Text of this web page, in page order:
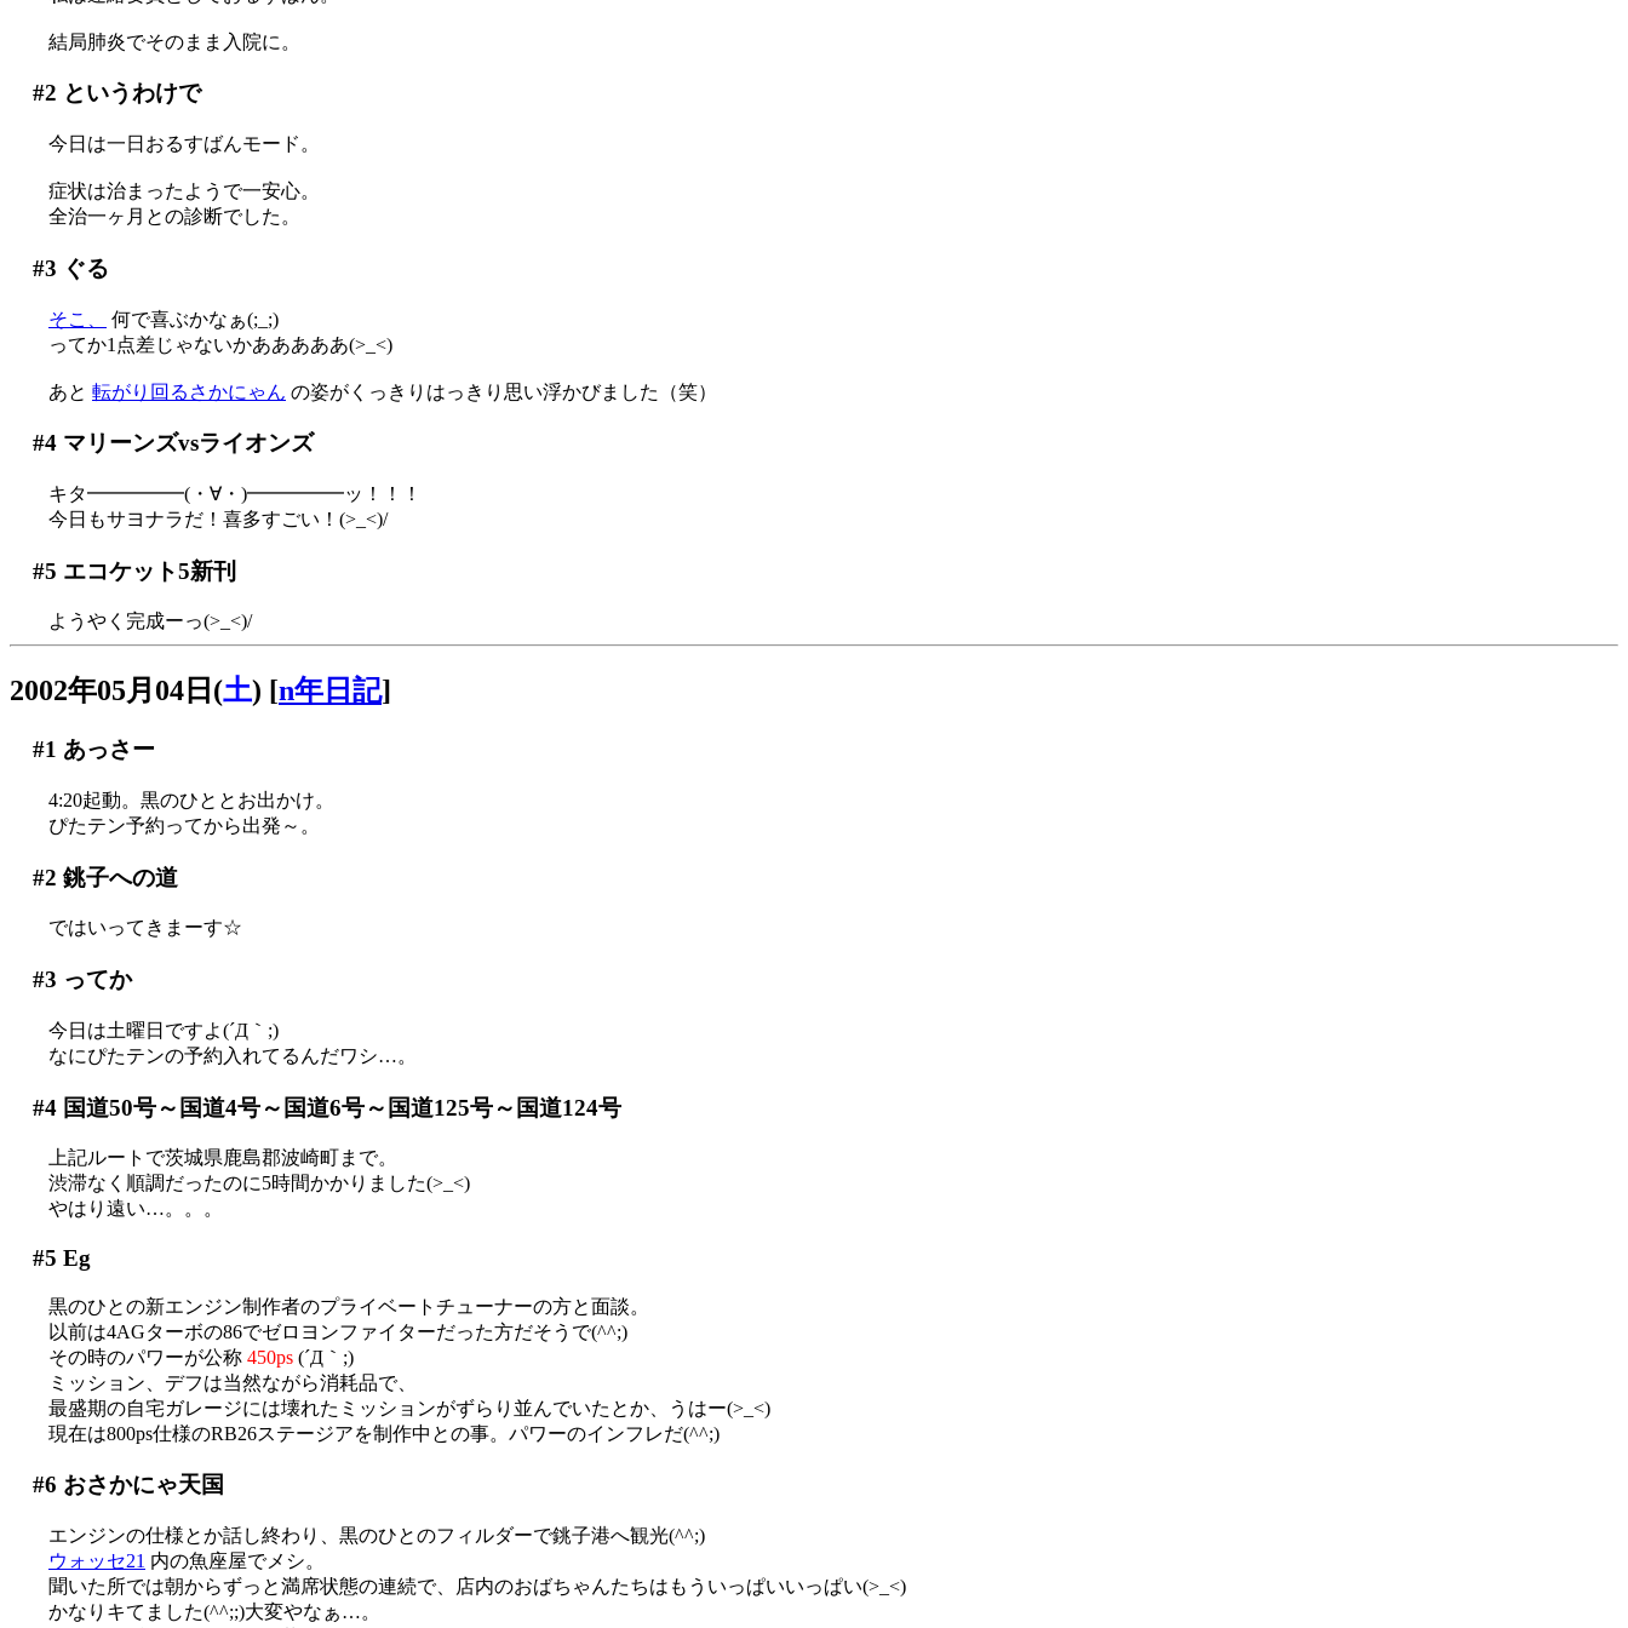
結局肺炎でそのまま入院に。
#2 というわけで
今日は一日おるすばんモード。
症状は治まったようで一安心。
全治一ヶ月との診断でした。
#3 ぐる
そこ、
何で喜ぶかなぁ(;_;)
ってか1点差じゃないかあああああ(>_<)
あと 転がり回るさかにゃん の姿がくっきりはっきり思い浮かびました（笑）
#4マリーンズvsライオンズ
キタ━━━━━(・∀・)━━━━━ッ！！！
今日もサヨナラだ！喜多すごい！(>_<)/
#5 エコケット5新刊
ようやく完成ーっ(>_<)/
2002年05月04日(土) [n年日記]
#1 あっさー
4:20起動。黒のひととお出かけ。
ぴたテン予約ってから出発～。
#2 銚子への道
ではいってきまーす☆
#3 ってか
今日は土曜日ですよ(´Д｀;)
なにぴたテンの予約入れてるんだワシ…。
#4国道50号～国道4号～国道6号～国道125号～国道124号
上記ルートで茨城県鹿島郡波崎町まで。
渋滞なく順調だったのに5時間かかりました(>_<)
やはり遠い…。。。
#5 Eg
黒のひとの新エンジン制作者のプライベートチューナーの方と面談。
以前は4AGターボの86でゼロヨンファイターだった方だそうで(^^;)
その時のパワーが公称 450ps (´Д｀;)
ミッション、デフは当然ながら消耗品で、
最盛期の自宅ガレージには壊れたミッションがずらり並んでいたとか、うはー(>_<)
現在は800ps仕様のRB26ステージアを制作中との事。パワーのインフレだ(^^;)
#6 おさかにゃ天国
エンジンの仕様とか話し終わり、黒のひとのフィルダーで銚子港へ観光(^^;)
ウォッセ21 内の魚座屋でメシ。
聞いた所では朝からずっと満席状態の連続で、店内のおばちゃんたちはもういっぱいいっぱい(>_<)
かなりキてました(^^;;)大変やなぁ…。